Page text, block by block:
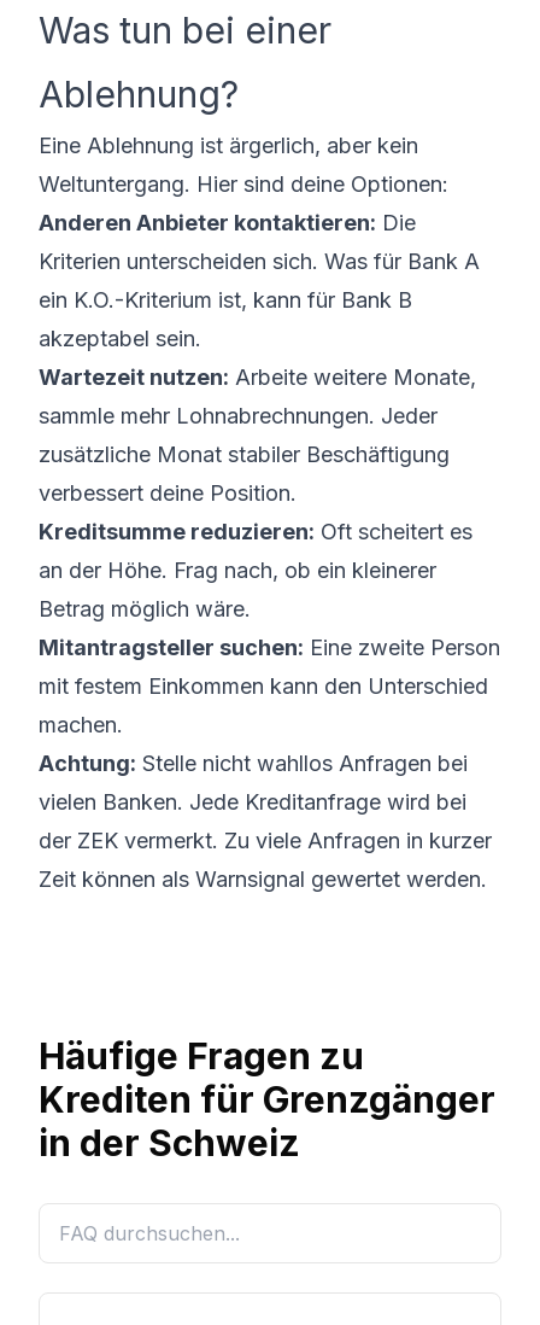
Was tun bei einer
Ablehnung?
Eine Ablehnung ist ärgerlich, aber kein
Weltuntergang. Hier sind deine Optionen:
Anderen Anbieter kontaktieren: Die
Kriterien unterscheiden sich. Was für Bank A
ein K.O.-Kriterium ist, kann für Bank B
akzeptabel sein.
Wartezeit nutzen: Arbeite weitere Monate,
sammle mehr Lohnabrechnungen. Jeder
zusätzliche Monat stabiler Beschäftigung
verbessert deine Position.
Kreditsumme reduzieren: Oft scheitert es
an der Höhe. Frag nach, ob ein kleinerer
Betrag möglich wäre.
Mitantragsteller suchen: Eine zweite Person
mit festem Einkommen kann den Unterschied
machen.
Achtung: Stelle nicht wahllos Anfragen bei
vielen Banken. Jede Kreditanfrage wird bei
der ZEK vermerkt. Zu viele Anfragen in kurzer
Zeit können als Warnsignal gewertet werden.
Häufige Fragen zu
Krediten für Grenzgänger
in der Schweiz